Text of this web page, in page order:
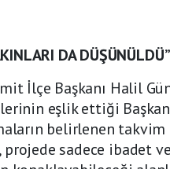
DA DÜŞÜNÜLDÜ”
İlçe Başkanı Halil
eşlik ettiği
belirlenen
projede sadece ibadet ve